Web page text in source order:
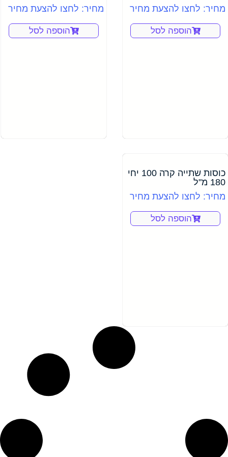
מחיר: לחצו להצעת מחיר
הוספה לסל
מחיר: לחצו להצעת מחיר
הוספה לסל
כוסות שתייה קרה 100 יחי
180 מ"ל
מחיר: לחצו להצעת מחיר
הוספה לסל